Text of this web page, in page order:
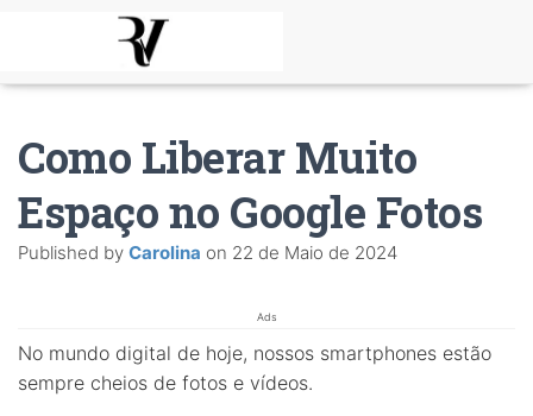
Como Liberar Muito
Espaço no Google Fotos
Published by Carolina on 22 de Maio de 2024
Ads
No mundo digital de hoje, nossos smartphones estão
sempre cheios de fotos e vídeos.